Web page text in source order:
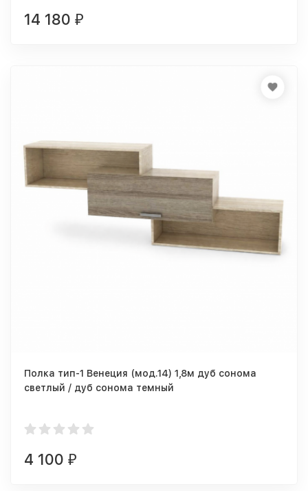
14 180 ₽
Полка тип-1 Венеция (мод.14) 1,8м дуб сонома
светлый / дуб сонома темный
4 100 ₽